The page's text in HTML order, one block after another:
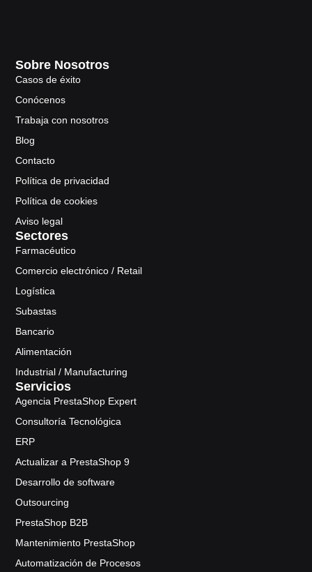
Sobre Nosotros
Casos de éxito
Conócenos
Trabaja con nosotros
Blog
Contacto
Política de privacidad
Política de cookies
Aviso legal
Sectores
Farmacéutico
Comercio electrónico / Retail
Logística
Subastas
Bancario
Alimentación
Industrial / Manufacturing
Servicios
Agencia PrestaShop Expert
Consultoría Tecnológica
ERP
Actualizar a PrestaShop 9
Desarrollo de software
Outsourcing
PrestaShop B2B
Mantenimiento PrestaShop
Automatización de Procesos